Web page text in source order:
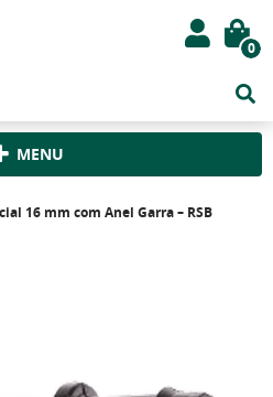
0
MENU
16 mm com Anel Garra – RSB